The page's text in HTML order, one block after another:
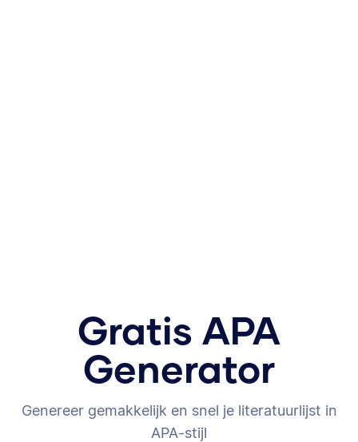
Gratis APA
Generator
Genereer gemakkelijk en snel je literatuurlijst in
APA-stijl